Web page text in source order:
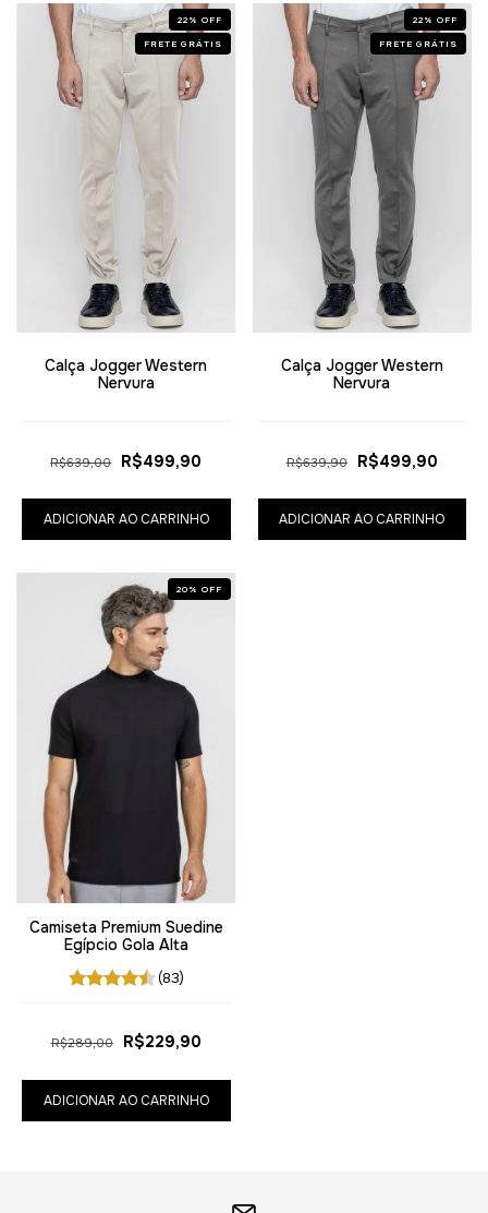
22 % OFF
FRETE GRÁTIS
Calça Jogger Western
Nervura
R$639,00 R$499,90
ADICIONAR AO CARRINHO
22 % OFF
FRETE GRÁTIS
Calça Jogger Western
Nervura
R$639,90 R$499,90
ADICIONAR AO CARRINHO
20 % OFF
Camiseta Premium Suedine
Egípcio Gola Alta
(83)
R$289,00 R$229,90
ADICIONAR AO CARRINHO